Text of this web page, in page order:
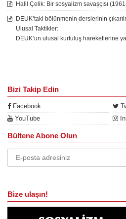
Halil Çelik: Bir sosyalizm savaşçısı
DEUK’taki bölünmenin derslerinin
Ulusal Taktikler:
DEUK’un ulusal kurtuluş hareketlerine
Bizi Takip Edin
Facebook
YouTube
Bültene Abone Olun
Bize ulaşın!